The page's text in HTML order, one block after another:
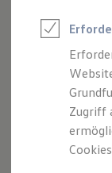
Impressum
Nutzung von
Zugriff